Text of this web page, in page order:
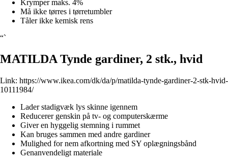
Krymper maks. 4%
Må ikke tørres i tørretumbler
Tåler ikke kemisk rens
“`
MATILDA Tynde gardiner, 2 stk., hvid
Link: https://www.ikea.com/dk/da/p/matilda-tynde-gardiner-2-stk-hvid-
10111984/
Lader stadigvæk lys skinne igennem
Reducerer genskin på tv- og computerskærme
Giver en hyggelig stemning i rummet
Kan bruges sammen med andre gardiner
Mulighed for nem afkortning med SY oplægningsbånd
Genanvendeligt materiale